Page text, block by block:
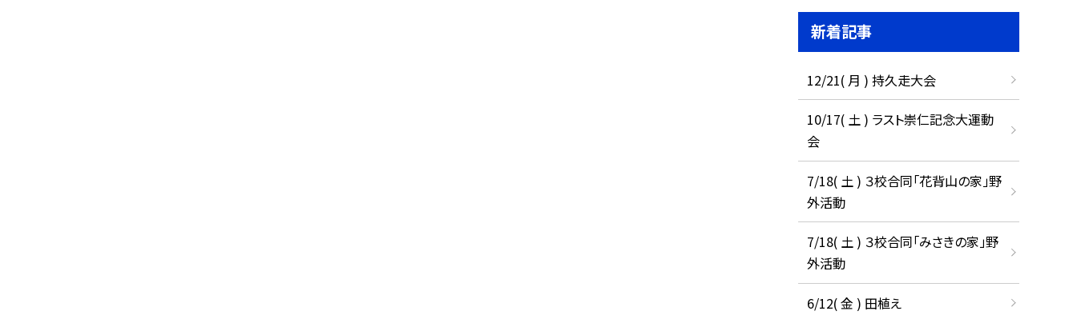
新着記事
12/21( 月 ) 持久走大会
10/17( 土 ) ラスト崇仁記念大運動
会
7/18( 土 ) ３校合同「花背山の家」野
外活動
7/18( 土 ) ３校合同「みさきの家」野
外活動
6/12( 金 ) 田植え